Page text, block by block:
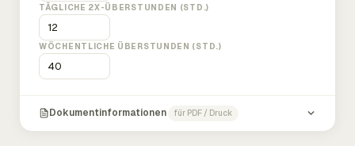
TÄGLICHE 2X-ÜBERSTUNDEN (STD.)
WÖCHENTLICHE ÜBERSTUNDEN (STD.)
Dokumentinformationen für PDF / Druck